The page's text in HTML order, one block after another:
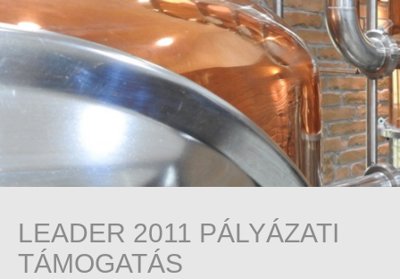
LEADER 2011 PÁLYÁZATI
TÁMOGATÁS